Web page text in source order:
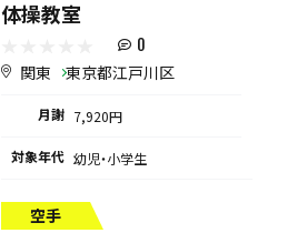
体操教室
0
関東 東京都江戸川区
月謝 7,920円
対象年代 幼児・小学生
空手